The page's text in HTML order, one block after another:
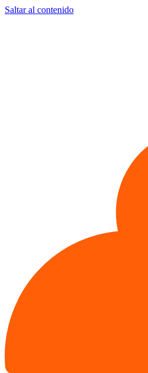
Saltar al contenido